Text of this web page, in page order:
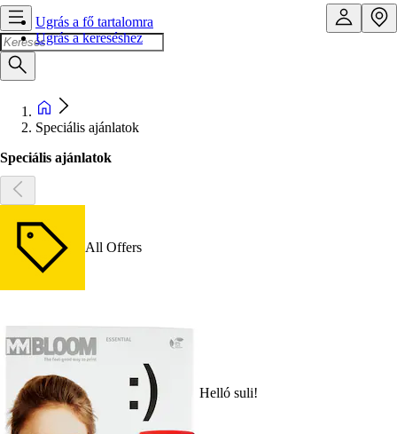
Ugrás a fő tartalomra
Ugrás a kereséshez
Speciális ajánlatok
Speciális ajánlatok
All Offers
Helló suli!